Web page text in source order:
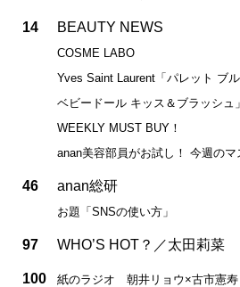
14 BEAUTY NEWS
COSME LABO
Yves Saint Laurent「パレット ブ
ベビードール キッス＆ブラッシュ」
WEEKLY MUST BUY！
anan美容部員がお試し！ 今週のマ
46 anan総研
お題「SNSの使い方」
97 WHO’S HOT？／太田莉菜
100
紙のラジオ 朝井リョウ×古市憲寿